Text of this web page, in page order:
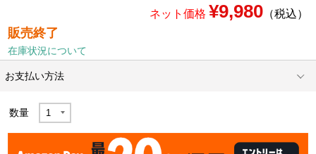
ネット価格 ¥9,980（税込）
販売終了
在庫状況について
お支払い方法
数量